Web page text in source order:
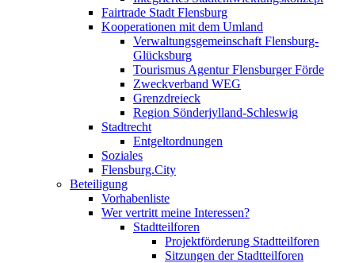
Fairtrade Stadt Flensburg
Kooperationen mit dem Umland
Verwaltungsgemeinschaft Flensburg-
Glücksburg
Tourismus Agentur Flensburger Förde
Zweckverband WEG
Grenzdreieck
Region Sönderjylland-Schleswig
Stadtrecht
Entgeltordnungen
Soziales
Flensburg.City
Beteiligung
Vorhabenliste
Wer vertritt meine Interessen?
Stadtteilforen
Projektförderung Stadtteilforen
Sitzungen der Stadtteilforen